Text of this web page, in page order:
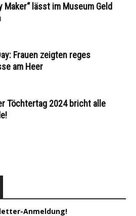
Maker“ lässt im Museum Geld
Frauen zeigten reges
am Heer
Töchtertag 2024 bricht alle
Anmeldung!